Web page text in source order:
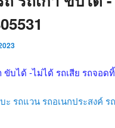
ขับได้ -ไม่ได้ รถเสีย รถจอด
ะ รถแวน รถอเนกประสงค์